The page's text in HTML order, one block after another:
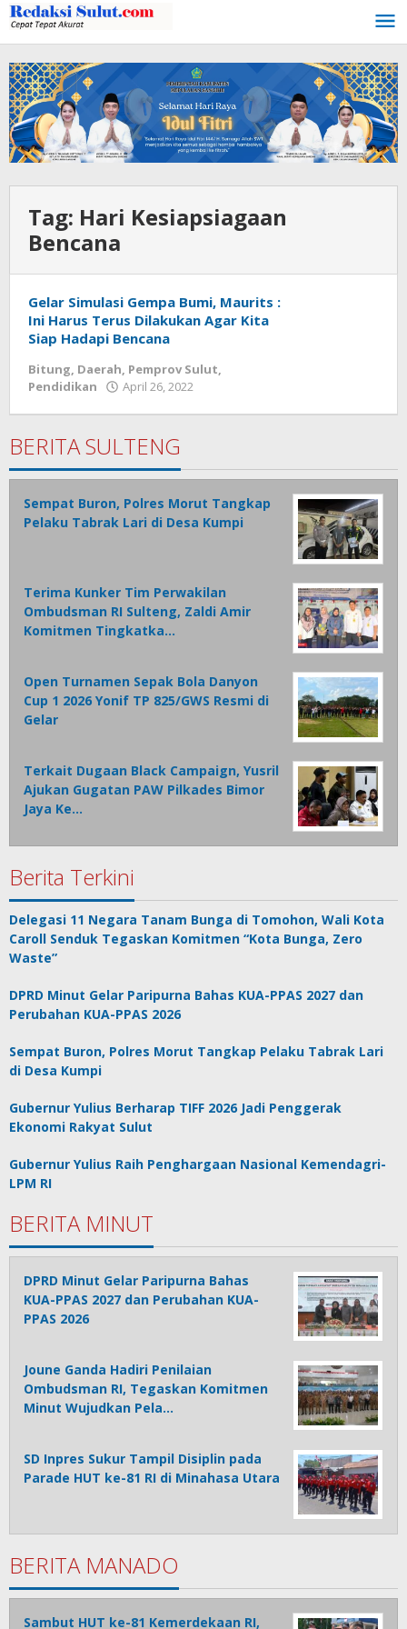
Lewati
ke
konten
Tag: Hari Kesiapsiagaan
Bencana
Gelar Simulasi Gempa Bumi, Maurits :
Ini Harus Terus Dilakukan Agar Kita
Siap Hadapi Bencana
Bitung, Daerah, Pemprov Sulut,
Pendidikan
April 26, 2022
BERITA SULTENG
Sempat Buron, Polres Morut Tangkap
Pelaku Tabrak Lari di Desa Kumpi
Terima Kunker Tim Perwakilan
Ombudsman RI Sulteng, Zaldi Amir
Komitmen Tingkatka…
Open Turnamen Sepak Bola Danyon
Cup 1 2026 Yonif TP 825/GWS Resmi di
Gelar
Terkait Dugaan Black Campaign, Yusril
Ajukan Gugatan PAW Pilkades Bimor
Jaya Ke…
Berita Terkini
Delegasi 11 Negara Tanam Bunga di Tomohon, Wali Kota
Caroll Senduk Tegaskan Komitmen “Kota Bunga, Zero
Waste”
DPRD Minut Gelar Paripurna Bahas KUA-PPAS 2027 dan
Perubahan KUA-PPAS 2026
Sempat Buron, Polres Morut Tangkap Pelaku Tabrak Lari
di Desa Kumpi
Gubernur Yulius Berharap TIFF 2026 Jadi Penggerak
Ekonomi Rakyat Sulut
Gubernur Yulius Raih Penghargaan Nasional Kemendagri-
LPM RI
BERITA MINUT
DPRD Minut Gelar Paripurna Bahas
KUA-PPAS 2027 dan Perubahan KUA-
PPAS 2026
Joune Ganda Hadiri Penilaian
Ombudsman RI, Tegaskan Komitmen
Minut Wujudkan Pela…
SD Inpres Sukur Tampil Disiplin pada
Parade HUT ke-81 RI di Minahasa Utara
BERITA MANADO
Sambut HUT ke-81 Kemerdekaan RI,